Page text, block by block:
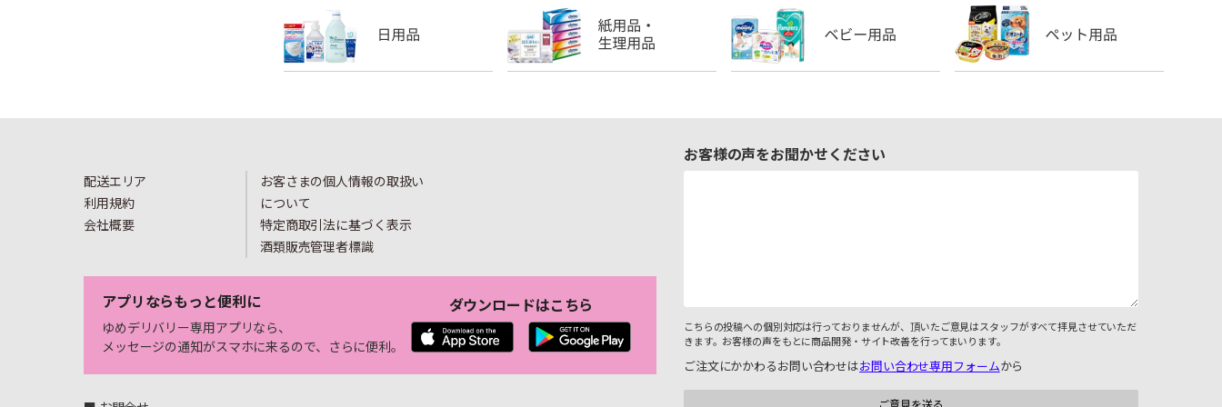
配送エリア
利用規約
会社概要
お客さまの個人情報の取扱い
について
特定商取引法に基づく表示
酒類販売管理者標識
アプリならもっと便利に
ゆめデリバリー専用アプリなら、
メッセージの通知がスマホに来るので、さらに便利。
ダウンロードはこちら
お客様の声をお聞かせください
こちらの投稿への個別対応は行っておりませんが、頂いたご意見はスタッフがすべて拝見させていただ
きます。お客様の声をもとに商品開発・サイト改善を行ってまいります。
ご注文にかかわるお問い合わせはお問い合わせ専用フォームから